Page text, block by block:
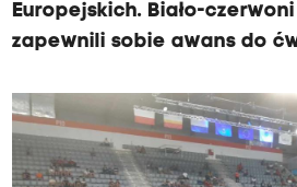
Europejskich. Biało-
zapewnili sobie awans do